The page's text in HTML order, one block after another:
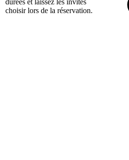
durées et laissez les invités
choisir lors de la réservation.